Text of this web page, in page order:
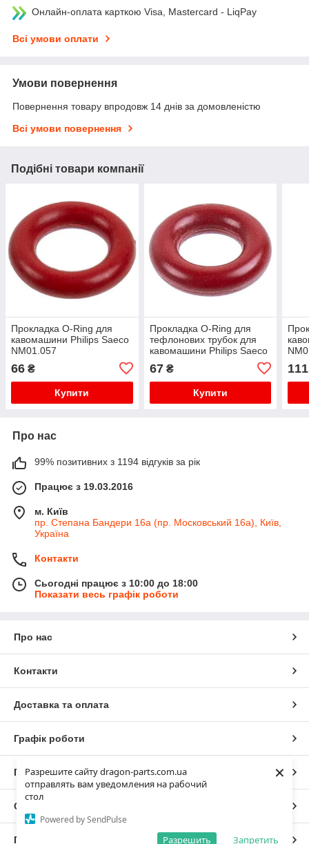
Разрешите сайту dragon-parts.com.ua
отправлять вам уведомления на рабочий
стол
Powered by SendPulse
Запретить
Разрешить
×
Онлайн-оплата карткою Visa, Mastercard - LiqPay
Всі умови оплати
Умови повернення
Повернення товару впродовж 14 днів за домовленістю
Всі умови повернення
Подібні товари компанії
Прокладка O-Ring для
кавомашини Philips Saeco
NM01.057
66 ₴
Купити
Прокладка O-Ring для
тефлонових трубок для
кавомашини Philips Saeco
67₴
Купити
111
Про нас
99% позитивних з 1194 відгуків за рік
Працює з 19.03.2016
м. Київ
пр. Степана Бандери 16а (пр. Московський 16а), Київ,
Україна
Контакти
Сьогодні працює з 10:00 до 18:00
Показати весь графік роботи
Про нас
Контакти
Доставка та оплата
Графік роботи
Повна версія сайту
Сайт створено на маркетплейсі
Політика конфіденційності